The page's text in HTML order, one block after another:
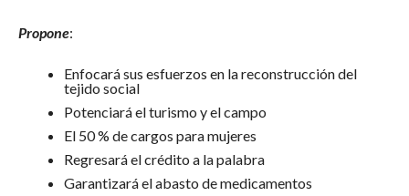
Propone:
Enfocará sus esfuerzos en la reconstrucción del
tejido social
Potenciará el turismo y el campo
El 50 % de cargos para mujeres
Regresará el crédito a la palabra
Garantizará el abasto de medicamentos